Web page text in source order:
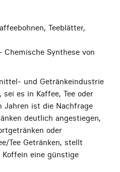
Teeblätter,
Synthese von
und Getränkeindustrie
es in Kaffee, Tee oder
Jahren ist die Nachfrage
deutlich angestiegen,
oder
Tee Getränken, stellt
eine günstige